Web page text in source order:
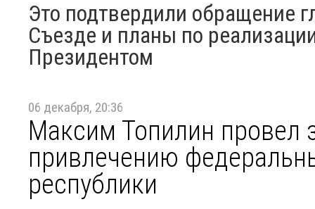
Это подтвердили обращение
Съезде и планы по
Президентом
06 декабря, 20:36
Максим Топилин провел
привлечению
республики